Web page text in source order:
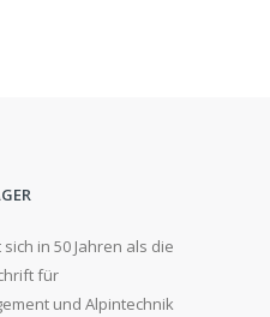
sich in 50 Jahren als die
für
und Alpintechnik